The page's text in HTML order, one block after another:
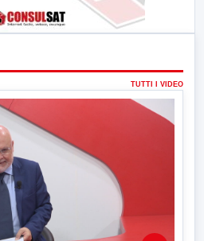
TUTTI I VIDEO